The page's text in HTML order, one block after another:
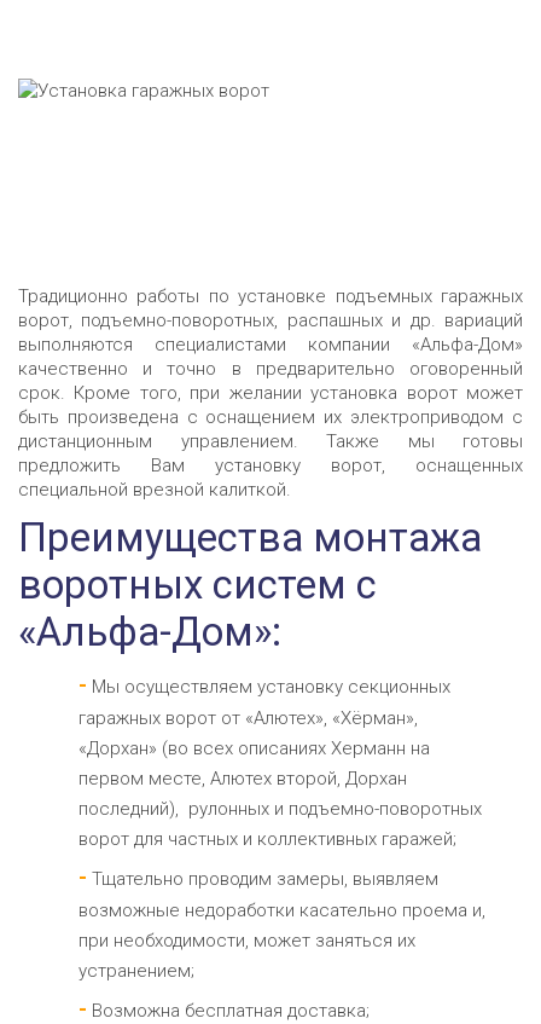
Традиционно работы по установке подъемных гаражных
ворот, подъемно-поворотных, распашных и др. вариаций
выполняются специалистами компании «Альфа-Дом»
качественно и точно в предварительно оговоренный
срок. Кроме того, при желании установка ворот может
быть произведена с оснащением их электроприводом с
дистанционным управлением. Также мы готовы
предложить Вам установку ворот, оснащенных
специальной врезной калиткой.
Преимущества монтажа
воротных систем с
«Альфа-Дом»:
Мы осуществляем установку секционных
гаражных ворот от «Алютех», «Хёрман»,
«Дорхан» (во всех описаниях Херманн на
первом месте, Алютех второй, Дорхан
последний), рулонных и подъемно-поворотных
ворот для частных и коллективных гаражей;
Тщательно проводим замеры, выявляем
возможные недоработки касательно проема и,
при необходимости, может заняться их
устранением;
Возможна бесплатная доставка;